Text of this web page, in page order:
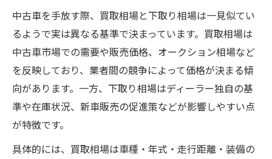
中古車を手放す際、買取相場と下取り相場は一見似てい
るようで実は異なる基準で決まっています。買取相場は
中古車市場での需要や販売価格、オークション相場など
を反映しており、業者間の競争によって価格が決まる傾
向があります。一方、下取り相場はディーラー独自の基
準や在庫状況、新車販売の促進策などが影響しやすい点
が特徴です。
具体的には、買取相場は車種・年式・走行距離・装備の